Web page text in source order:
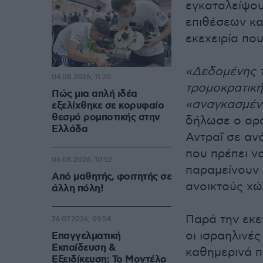
επιθέσεων
εκεχειρία
«Δεδομένης
δήλωσε ο
Αντραΐ σε
που πρέπει
ανοικτούς
Παρά την
οι
καθημερινά
Πώς μια απλή ιδέα
εξελίχθηκε σε κορυφαίο
θεσμό ρομποτικής στην
Ελλάδα
04.08.2026, 11:20
Από μαθητής, φοιτητής σε
άλλη πόλη!
06.08.2026, 10:52
Επαγγελματική
Εκπαίδευση &
Εξειδίκευση: Το Mοντέλο
26.07.2026, 09:54